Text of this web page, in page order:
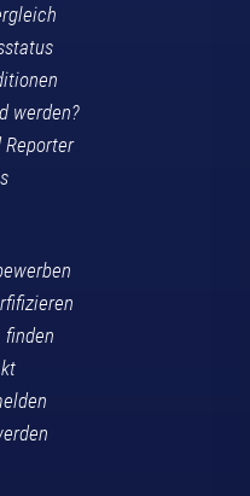
werden?
Reporter
finden